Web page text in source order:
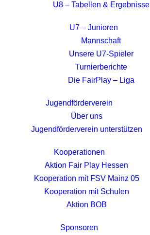
U8 – Tabellen & Ergebnisse
U7 – Junioren
Mannschaft
Unsere U7-Spieler
Turnierberichte
Die FairPlay – Liga
Jugendförderverein
Über uns
Jugendförderverein unterstützen
Kooperationen
Aktion Fair Play Hessen
Kooperation mit FSV Mainz 05
Kooperation mit Schulen
Aktion BOB
Sponsoren